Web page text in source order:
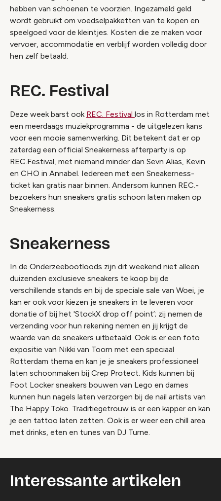
hebben van schoenen te voorzien. Ingezameld geld
wordt gebruikt om voedselpakketten van te kopen en
speelgoed voor de kleintjes. Kosten die ze maken voor
vervoer, accommodatie en verblijf worden volledig door
hen zelf betaald.
REC. Festival
Deze week barst ook REC. Festival los in Rotterdam met
een meerdaags muziekprogramma - de uitgelezen kans
voor een mooie samenwerking. Dit betekent dat er op
zaterdag een official Sneakerness afterparty is op
REC.Festival, met niemand minder dan Sevn Alias, Kevin
en CHO in Annabel. Iedereen met een Sneakerness-
ticket kan gratis naar binnen. Andersom kunnen REC.-
bezoekers hun sneakers gratis schoon laten maken op
Sneakerness.
Sneakerness
In de Onderzeebootloods zijn dit weekend niet alleen
duizenden exclusieve sneakers te koop bij de
verschillende stands en bij de speciale sale van Woei, je
kan er ook voor kiezen je sneakers in te leveren voor
donatie of bij het 'StockX drop off point’; zij nemen de
verzending voor hun rekening nemen en jij krijgt de
waarde van de sneakers uitbetaald. Ook is er een foto
expositie van Nikki van Toorn met een speciaal
Rotterdam thema en kan je je sneakers professioneel
laten schoonmaken bij Crep Protect. Kids kunnen bij
Foot Locker sneakers bouwen van Lego en dames
kunnen hun nagels laten verzorgen bij de nail artists van
The Happy Toko. Traditiegetrouw is er een kapper en kan
je een tattoo laten zetten. Ook is er weer een chill area
met drinks, eten en tunes van DJ Turne.
Interessante artikelen